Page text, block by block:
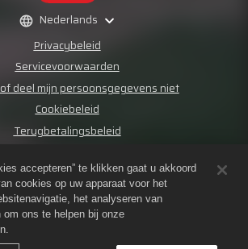
Privacybeleid
Servicevoorwaarden
deel mijn persoonsgegevens niet
Cookiebeleid
Terugbetalingsbeleid
Spelondersteuning
Cookie-instellingen
Oy. Empires & Puzzles en het Empires &
van Small Giant Games Oy. Alle rechten
& Puzzles Store wordt beheerd door Small
Nederlands
accepteren” te klikken gaat u akkoord
cookies op uw apparaat voor het
het analyseren van
om ons te helpen bij onze